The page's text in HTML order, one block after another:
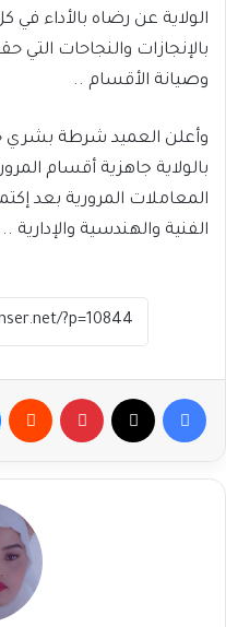
الولاية عن رضاه بالأداء في
بالإنجازات والنجاحات
وصيانة الأقسام ..
وأعلن العميد شرطة بشري
بالولاية جاهزية أقسام
المعاملات المرورية بعد
الفنية والهندسية والإدارية ..
فيسبوك بينتيريست